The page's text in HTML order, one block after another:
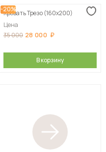
-20%
Кровать Трезо (160х200)
Цена
35 000 28 000
В корзину